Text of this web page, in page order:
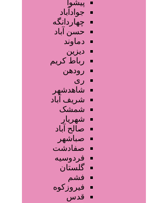
آرایشگاه مردانه
سالن زیبایی عروس
سالن VIP
آرایشگاه کودک
آموزش خدمات زیبایی
سایر خدمات
پیشوا
جوادآباد
چهاردانگه
حسن آباد
دماوند
دیزین
رباط کریم
رودهن
ری
شاهدشهر
شریف آباد
شمشک
شهریار
صالح آباد
صباشهر
صفادشت
فردوسیه
گلستان
فشم
فیروزکوه
قدس